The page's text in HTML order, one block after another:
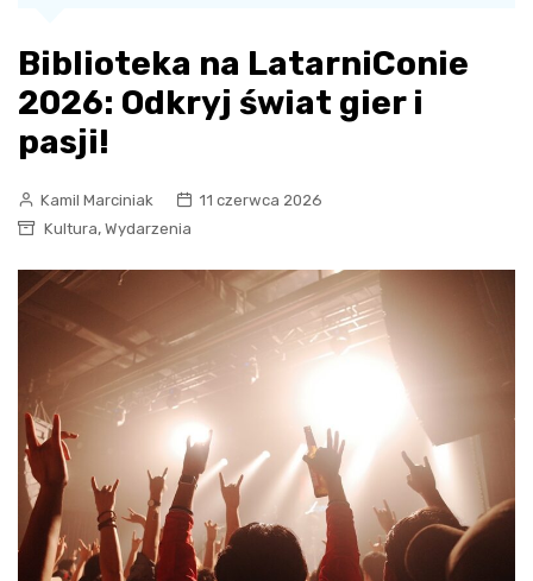
Biblioteka na LatarniConie
2026: Odkryj świat gier i
pasji!
Kamil Marciniak
11 czerwca 2026
Kultura, Wydarzenia